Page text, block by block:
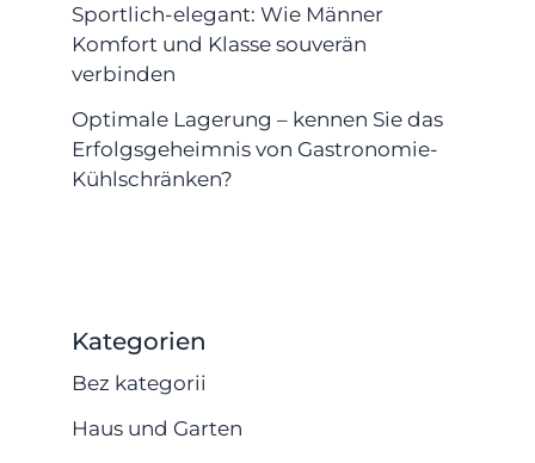
Sportlich-elegant: Wie Männer
Komfort und Klasse souverän
verbinden
Optimale Lagerung – kennen Sie das
Erfolgsgeheimnis von Gastronomie-
Kühlschränken?
Kategorien
Bez kategorii
Haus und Garten